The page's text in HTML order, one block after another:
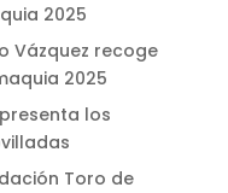
2025
Vázquez recoge
2025
presenta los
Toro de